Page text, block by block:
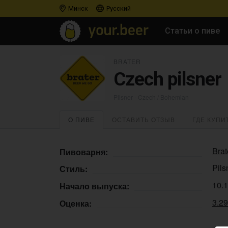
Минск Русский
Статьи о пиве
Czech pilsner
О ПИВЕ
Пивоварня:
Стиль:
Начало выпуска:
Оценка: